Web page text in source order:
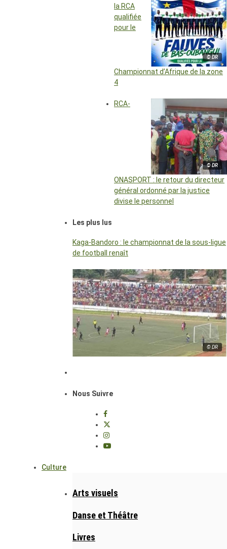
© DR
la RCA
qualifiée
pour le
Championnat d’Afrique de la zone
4
© DR
RCA-
ONASPORT : le retour du directeur
général ordonné par la justice
divise le personnel
Les plus lus
Kaga-Bandoro : le championnat de la sous-ligue
de football renaît
© DR
Nous Suivre
Culture
Arts visuels
Danse et Théâtre
Livres